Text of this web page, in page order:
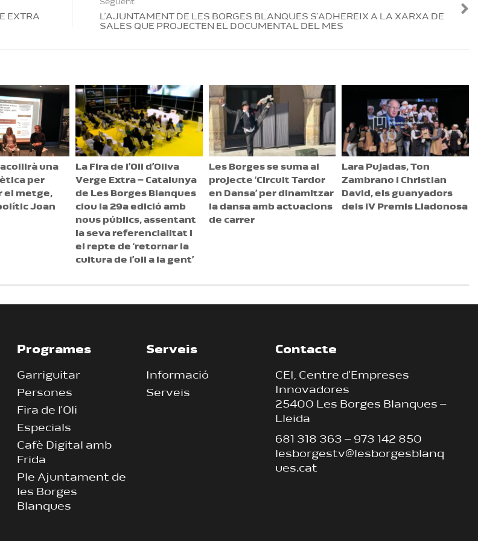
EXTRA
Següent
L’AJUNTAMENT DE LES BORGES BLANQUES S’ADHEREIX A LA XARXA DE
SALES QUE PROJECTEN EL DOCUMENTAL DEL MES
una
per
el metge,
Joan
La Fira de l’Oli d’Oliva
Verge Extra – Catalunya
de Les Borges Blanques
clou la 29a edició amb
nous públics, assentant
la seva referencialitat i
el repte de ‘retornar la
cultura de l’oli a la gent’
Les Borges se suma al
projecte ‘Circuit Tardor
en Dansa’ per dinamitzar
la dansa amb actuacions
de carrer
Lara Pujadas, Ton
Zambrano i Christian
David, els guanyadors
dels IV Premis Lladonosa
Programes
Garriguitar
Persones
Fira de l’Oli
Especials
Cafè Digital amb
Frida
Ple Ajuntament de
les Borges
Blanques
Serveis
Informació
Serveis
Contacte
CEI, Centre d’Empreses
Innovadores
25400 Les Borges Blanques –
Lleida
681 318 363 – 973 142 850
lesborgestv@lesborgesblanq
ues.cat